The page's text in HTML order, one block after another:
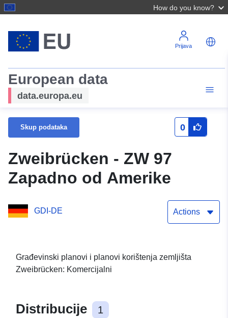
How do you know?
Prijava
European data
data.europa.eu
Skup podataka 0
Zweibrücken - ZW 97
Zapadno od Amerike
GDI-DE Actions
Građevinski planovi i planovi korištenja zemljišta
Zweibrücken: Komercijalni
Distribucije 1